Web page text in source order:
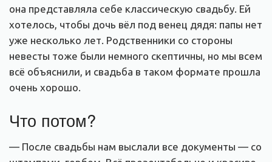
она представляла себе классическую свадьбу. Ей
хотелось, чтобы дочь вёл под венец дядя: папы нет
уже несколько лет. Родственники со стороны
невесты тоже были немного скептичны, но мы всем
всё объяснили, и свадьба в таком формате прошла
очень хорошо.
Что потом?
— После свадьбы нам выслали все документы — со